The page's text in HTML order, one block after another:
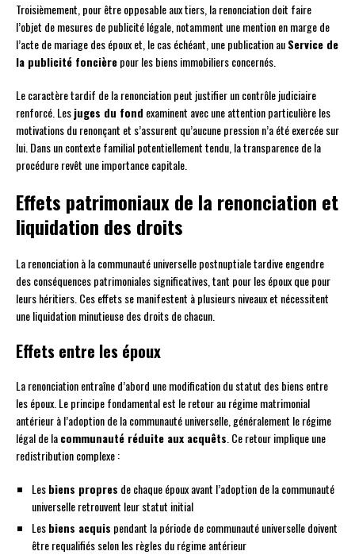
Troisièmement, pour être opposable aux tiers, la renonciation doit faire
l’objet de mesures de publicité légale, notamment une mention en marge de
l’acte de mariage des époux et, le cas échéant, une publication auService de
la publicité foncièrepour les biens immobiliers concernés.
Le caractère tardif de la renonciation peut justifier un contrôle judiciaire
renforcé. Lesjuges du fond examinent avec une attention particulière les
motivations du renonçant et s’assurent qu’aucune pression n’a été exercée sur
lui. Dans un contexte familial potentiellement tendu, la transparence de la
procédure revêt une importance capitale.
Effets patrimoniaux de la renonciation et
liquidation des droits
La renonciation à la communauté universelle postnuptiale tardive engendre
des conséquences patrimoniales significatives, tant pour les époux que pour
leurs héritiers. Ces effets se manifestent à plusieurs niveaux et nécessitent
une liquidation minutieuse des droits de chacun.
Effets entre les époux
La renonciation entraîne d’abord une modification du statut des biens entre
les époux. Le principe fondamental est le retour au régime matrimonial
antérieur à l’adoption de la communauté universelle, généralement le régime
légal de lacommunauté réduite aux acquêts . Ce retour implique une
redistribution complexe :
Lesbiens propres de chaque époux avant l’adoption de la communauté
universelle retrouvent leur statut initial
Lesbiens acquis pendant la période de communauté universelle doivent
être requalifiés selon les règles du régime antérieur